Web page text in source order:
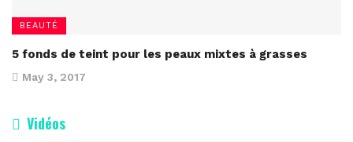
BEAUTÉ
5 fonds de teint pour les peaux mixtes à grasses
May 3, 2017
Vidéos